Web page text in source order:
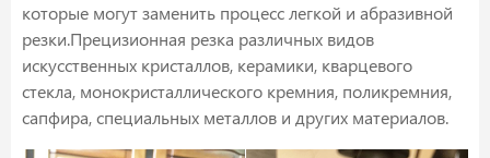
которые могут заменить процесс легкой и абразивной
резки.Прецизионная резка различных видов
искусственных кристаллов, керамики, кварцевого
стекла, монокристаллического кремния, поликремния,
сапфира, специальных металлов и других материалов.